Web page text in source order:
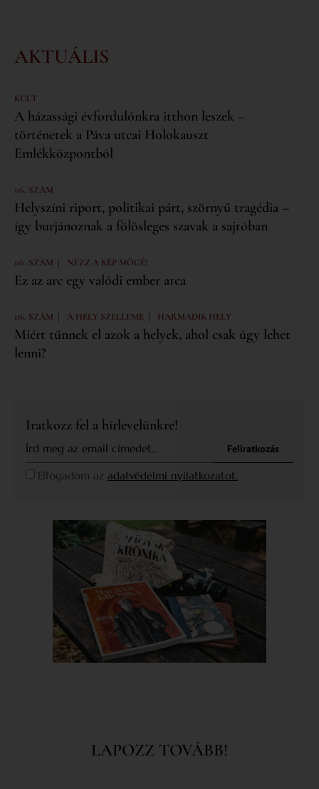
AKTUÁLIS
KULT
A házassági évfordulónkra itthon leszek –
történetek a Páva utcai Holokauszt
Emlékközpontból
116. SZÁM
Helyszíni riport, politikai párt, szörnyű tragédia –
így burjánoznak a fölösleges szavak a sajtóban
116. SZÁM | NÉZZ A KÉP MÖGÉ!
Ez az arc egy valódi ember arca
116. SZÁM | A HELY SZELLEME | HARMADIK HELY
Miért tűnnek el azok a helyek, ahol csak úgy lehet
lenni?
Iratkozz fel a hírlevelünkre!
Elfogadom az adatvédelmi nyilatkozatot.
Feliratkozás
LAPOZZ TOVÁBB!